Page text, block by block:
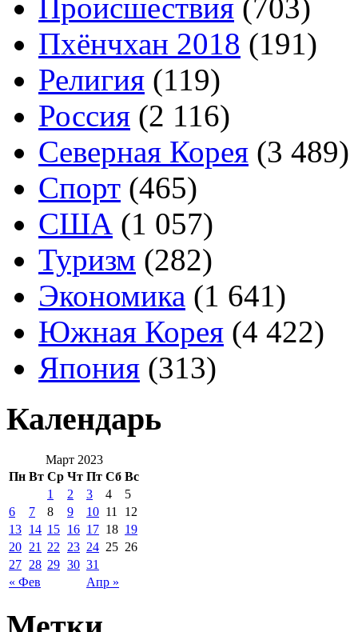
Происшествия (703)
Пхёнчхан 2018 (191)
Религия (119)
Россия (2 116)
Северная Корея (3 489)
Спорт (465)
США (1 057)
Туризм (282)
Экономика (1 641)
Южная Корея (4 422)
Япония (313)
Календарь
Март 2023
Пн Вт Ср Чт Пт Сб Вс
« Фев Апр »
1 2 3 4
5
6
7 8 9 10 11
12
13 14 15 16 17 18 19
20 21 22 23 24 25 26
27 28 29 30 31